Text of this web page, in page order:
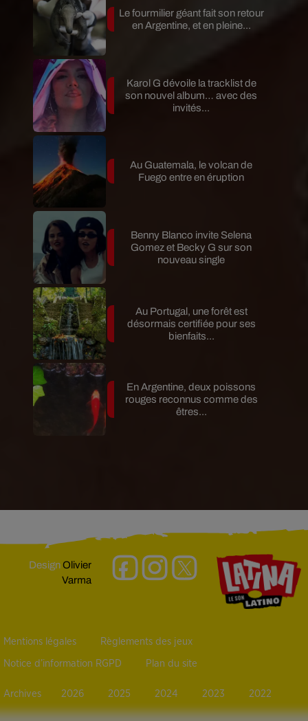
Le fourmilier géant fait son retour
en Argentine, et en pleine...
Karol G dévoile la tracklist de
son nouvel album… avec des
invités...
Au Guatemala, le volcan de
Fuego entre en éruption
Benny Blanco invite Selena
Gomez et Becky G sur son
nouveau single
Au Portugal, une forêt est
désormais certifiée pour ses
bienfaits...
En Argentine, deux poissons
rouges reconnus comme des
êtres...
DesignOlivier
Varma
Mentions légales Règlements des jeux
Notice d’information RGPD Plan du site
Archives 2026 2025 2024 2023 2022